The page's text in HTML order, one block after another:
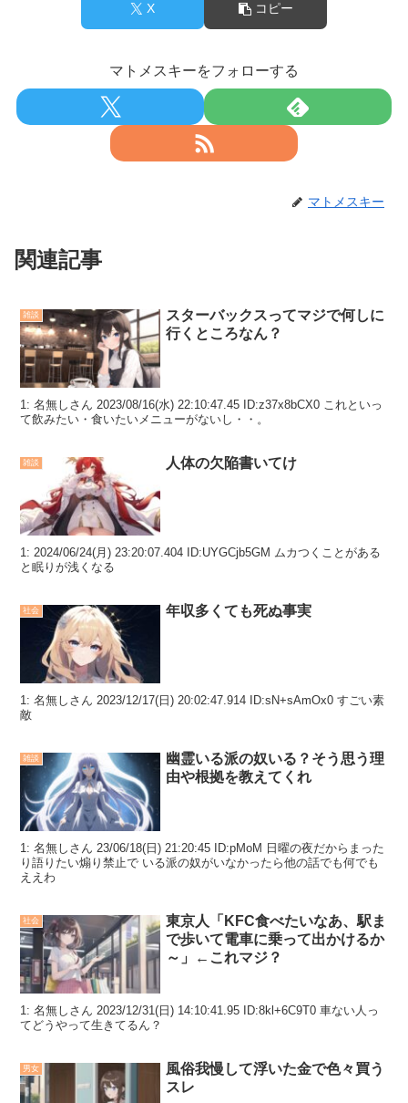
Powered by livedoor 相互RSS
X コピー
マトメスキーをフォローする
マトメスキー
関連記事
雑談
スターバックスってマジで何しに
行くところなん？
1: 名無しさん 2023/08/16(水) 22:10:47.45 ID:z37x8bCX0 これといっ
て飲みたい・食いたいメニューがないし・・。
雑談 人体の欠陥書いてけ
1: 2024/06/24(月) 23:20:07.404 ID:UYGCjb5GM ムカつくことがある
と眠りが浅くなる
社会 年収多くても死ぬ事実
1: 名無しさん 2023/12/17(日) 20:02:47.914 ID:sN+sAmOx0 すごい素
敵
雑談
幽霊いる派の奴いる？そう思う理
由や根拠を教えてくれ
1: 名無しさん 23/06/18(日) 21:20:45 ID:pMoM 日曜の夜だからまった
り語りたい煽り禁止で いる派の奴がいなかったら他の話でも何でも
ええわ
社会
東京人「KFC食べたいなあ、駅ま
で歩いて電車に乗って出かけるか
～」←これマジ？
1: 名無しさん 2023/12/31(日) 14:10:41.95 ID:8kl+6C9T0 車ない人っ
てどうやって生きてるん？
男女
風俗我慢して浮いた金で色々買う
スレ